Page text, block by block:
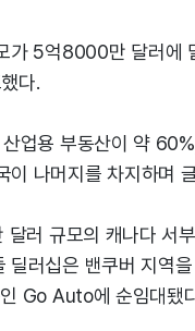
가 5억8000만 달러에
다.
업용 부동산이 약
나머지를 차지하며
러 규모의 캐나다 서
딜러십은 밴쿠버 지역
Go Auto에 순임대됐